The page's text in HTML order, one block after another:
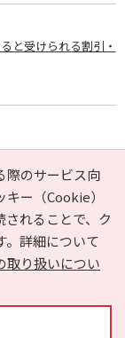
と受けられる割引・
際のサービス向
ー（Cookie）
れることで、ク
。詳細について
取り扱いについ
ヘルプ
運営会社
わせ